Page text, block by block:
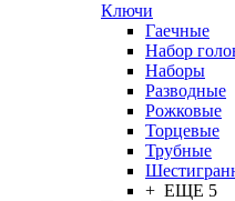
Ключи
Гаечные
Набор
Наборы
Разводные
Рожковые
Торцевые
Трубные
+ ЕЩЕ 5